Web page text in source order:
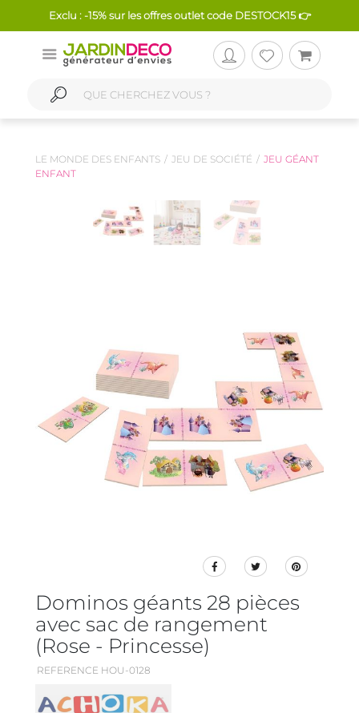
Exclu : -15% sur les offres outlet code DESTOCK15 👉
LE MONDE DES ENFANTS JEU DE SOCIÉTÉ
JEU GÉANT
ENFANT
Dominos géants 28 pièces
avec sac de rangement
(Rose - Princesse)
REFERENCE HOU-0128